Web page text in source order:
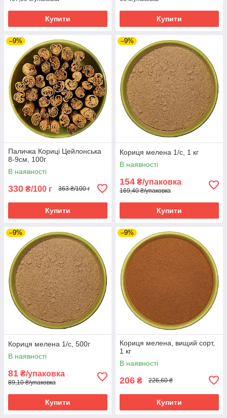
Купити Купити
–9%
Паличка Кориці Цейлонська
8-9см, 100г
В наявності
330 ₴/100 г 363 ₴/100 г
Купити
–9%
Кориця мелена 1/с, 1 кг
В наявності
154 ₴/упаковка
169,40 ₴/упаковка
Купити
–9%
Кориця мелена 1/с, 500г
В наявності
81 ₴/упаковка
89,10 ₴/упаковка
Купити
–9%
Кориця мелена, вищий сорт,
1 кг
В наявності
206 ₴ 226,60 ₴
Купити